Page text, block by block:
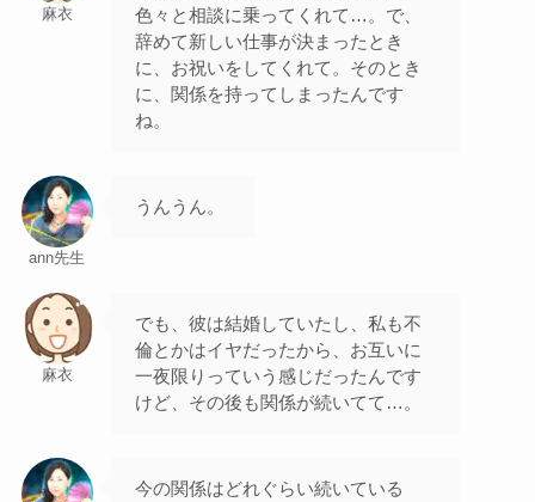
麻衣
色々と相談に乗ってくれて…。で、
辞めて新しい仕事が決まったとき
に、お祝いをしてくれて。そのとき
に、関係を持ってしまったんです
ね。
ann先生
うんうん。
麻衣
でも、彼は結婚していたし、私も不
倫とかはイヤだったから、お互いに
一夜限りっていう感じだったんです
けど、その後も関係が続いてて…。
今の関係はどれぐらい続いている